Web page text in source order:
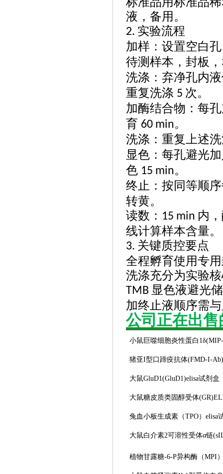
液，备用。
2. 实验流程
加样：设置空白
待测样本，封板，
洗涤：弃净孔内
重复洗涤 5 次。
加酶结合物：每
育 60 min。
洗涤：重复上述
显色：每孔避光
色 15 min。
终止：按同等顺
转黄。
读数： 15 min 内
线计算样本含量。
3. 关键质控要点
全程孵育使用专
洗涤充分为实验
TMB 显色液避光
加终止液顺序需
公司正在出
小鼠巨噬细胞炎性蛋白
猪亚I型口蹄疫抗体(FMD-I-
大鼠GluD1(GluD1)elisa试剂盒
大鼠糖皮质类固醇受体
兔血小板生成素（TPO）elisa
大鼠白介素2可溶性受体α链
植物甘露糖-6-P异构酶（MPI